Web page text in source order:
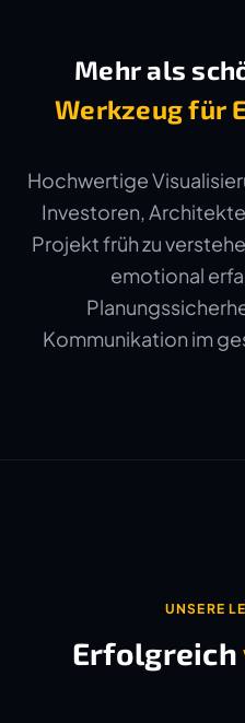
Mehr als
Werkzeug für
Hochwertige
Investoren,
Projekt früh zu
emotional
Kommunikation im
UNSERE
Erfolgreich